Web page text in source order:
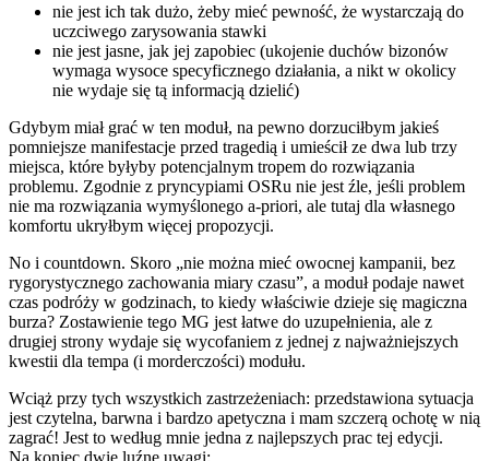
nie jest ich tak dużo, żeby mieć pewność, że wystarczają do
uczciwego zarysowania stawki
nie jest jasne, jak jej zapobiec (ukojenie duchów bizonów
wymaga wysoce specyficznego działania, a nikt w okolicy
nie wydaje się tą informacją dzielić)
Gdybym miał grać w ten moduł, na pewno dorzuciłbym jakieś
pomniejsze manifestacje przed tragedią i umieścił ze dwa lub trzy
miejsca, które byłyby potencjalnym tropem do rozwiązania
problemu. Zgodnie z pryncypiami OSRu nie jest źle, jeśli problem
nie ma rozwiązania wymyślonego a-priori, ale tutaj dla własnego
komfortu ukryłbym więcej propozycji.
No i countdown. Skoro „nie można mieć owocnej kampanii, bez
rygorystycznego zachowania miary czasu”, a moduł podaje nawet
czas podróży w godzinach, to kiedy właściwie dzieje się magiczna
burza? Zostawienie tego MG jest łatwe do uzupełnienia, ale z
drugiej strony wydaje się wycofaniem z jednej z najważniejszych
kwestii dla tempa (i morderczości) modułu.
Wciąż przy tych wszystkich zastrzeżeniach: przedstawiona sytuacja
jest czytelna, barwna i bardzo apetyczna i mam szczerą ochotę w nią
zagrać! Jest to według mnie jedna z najlepszych prac tej edycji.
Na koniec dwie luźne uwagi: